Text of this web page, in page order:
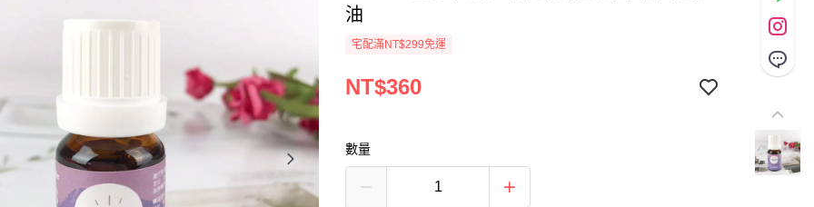
油
宅配滿NT$299免運
NT$360
數量